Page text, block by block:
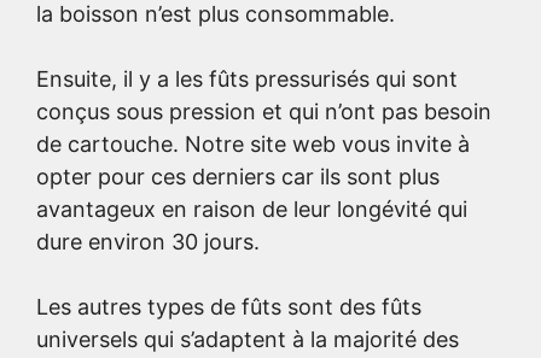
la boisson n’est plus consommable.
Ensuite, il y a les fûts pressurisés qui sont
conçus sous pression et qui n’ont pas besoin
de cartouche. Notre site web vous invite à
opter pour ces derniers car ils sont plus
avantageux en raison de leur longévité qui
dure environ 30 jours.
Les autres types de fûts sont des fûts
universels qui s’adaptent à la majorité des